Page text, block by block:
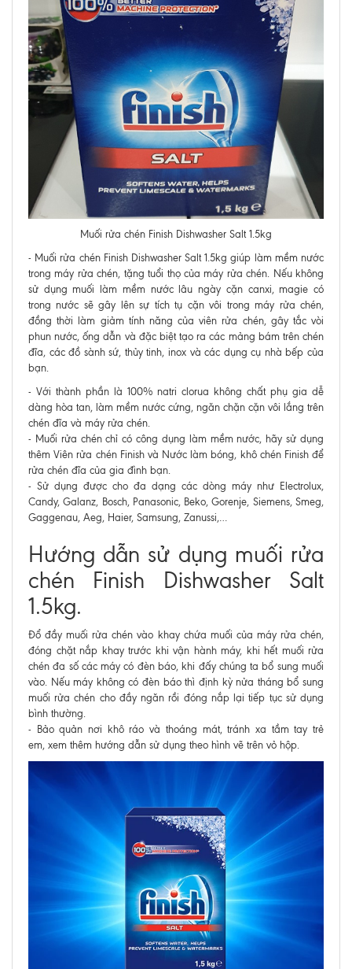
Muối rửa chén Finish Dishwasher Salt 1.5kg
- Muối rửa chén Finish Dishwasher Salt 1.5kg giúp làm mềm nước
trong máy rửa chén, tặng tuổi thọ của máy rửa chén. Nếu không
sử dụng muối làm mềm nước lâu ngày cặn canxi, magie có
trong nước sẽ gây lên sự tích tụ cặn vôi trong máy rửa chén,
đồng thời làm giảm tính năng của viên rửa chén, gây tắc vòi
phun nước, ống dẫn và đặc biệt tạo ra các mảng bám trên chén
đĩa, các đồ sành sứ, thủy tinh, inox và các dụng cụ nhà bếp của
bạn.
- Với thành phần là 100% natri clorua không chất phụ gia dễ
dàng hòa tan, làm mềm nước cứng, ngăn chặn cặn vôi lắng trên
chén đĩa và máy rửa chén.
- Muối rửa chén chỉ có công dụng làm mềm nước, hãy sử dụng
thêm Viên rửa chén Finish và Nước làm bóng, khô chén Finish để
rửa chén đĩa của gia đình bạn.
- Sử dụng được cho đa dạng các dòng máy như Electrolux,
Candy, Galanz, Bosch, Panasonic, Beko, Gorenje, Siemens, Smeg,
Gaggenau, Aeg, Haier, Samsung, Zanussi,…
Hướng dẫn sử dụng muối rửa
chén Finish Dishwasher Salt
1.5kg.
Đổ đầy muối rửa chén vào khay chứa muối của máy rửa chén,
đóng chặt nắp khay trước khi vận hành máy, khi hết muối rửa
chén đa số các máy có đèn báo, khi đấy chúng ta bổ sung muối
vào. Nếu máy không có đèn báo thì định kỳ nửa tháng bổ sung
muối rửa chén cho đầy ngăn rồi đóng nắp lại tiếp tục sử dụng
bình thường.
- Bảo quản nơi khô ráo và thoáng mát, tránh xa tầm tay trẻ
em, xem thêm hướng dẫn sử dụng theo hình vẽ trên vỏ hộp.